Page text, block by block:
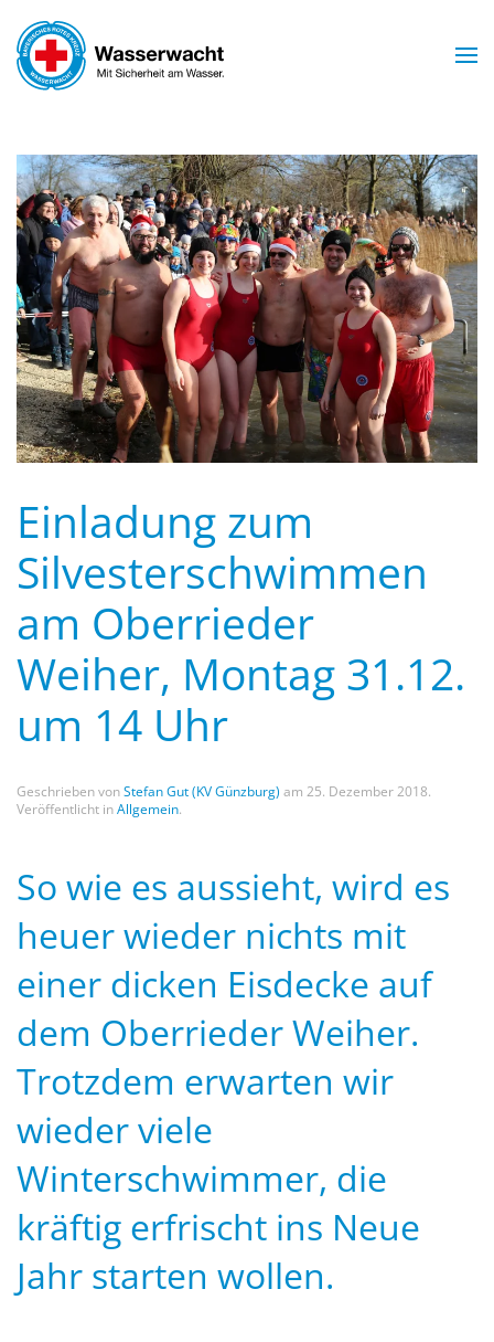
Skip to main content
Einladung zum
Silvesterschwimmen
am Oberrieder
Weiher, Montag 31.12.
um 14 Uhr
Geschrieben vonStefan Gut (KV Günzburg) am 25. Dezember 2018.
Veröffentlicht inAllgemein.
So wie es aussieht, wird es
heuer wieder nichts mit
einer dicken Eisdecke auf
dem Oberrieder Weiher.
Trotzdem erwarten wir
wieder viele
Winterschwimmer, die
kräftig erfrischt ins Neue
Jahr starten wollen.